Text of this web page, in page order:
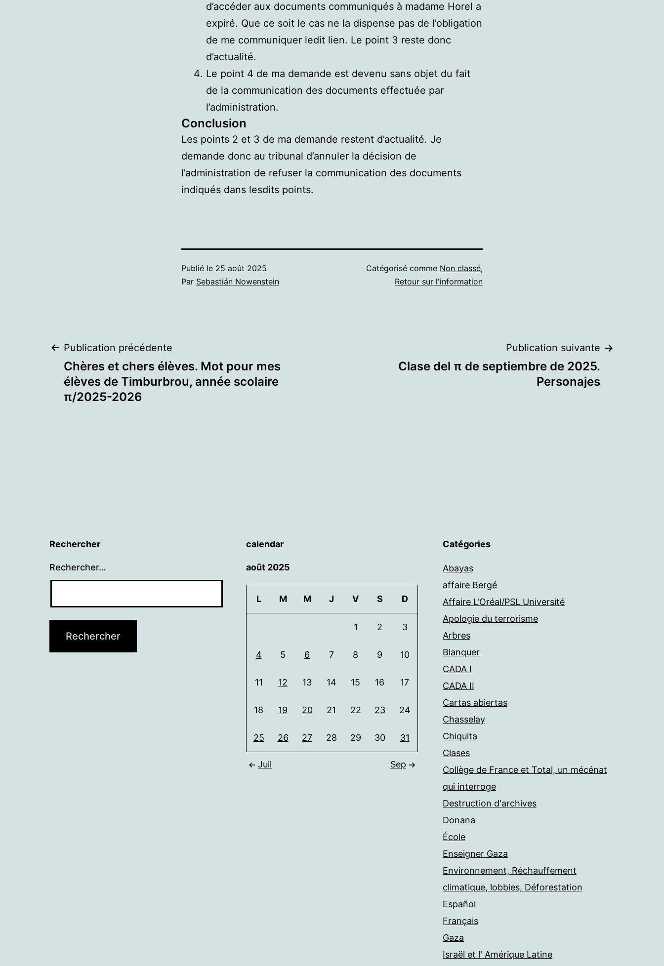
d’accéder aux documents communiqués à madame Horel a
expiré. Que ce soit le cas ne la dispense pas de l’obligation
de me communiquer ledit lien. Le point 3 reste donc
d’actualité.
Le point 4 de ma demande est devenu sans objet du fait
de la communication des documents effectuée par
l’administration.
Conclusion
Les points 2 et 3 de ma demande restent d’actualité. Je
demande donc au tribunal d’annuler la décision de
l’administration de refuser la communication des documents
indiqués dans lesdits points.
Publié le 25 août 2025
Par Sebastián Nowenstein
Catégorisé comme Non classé,
Retour sur l'information
Navigation
de
Publication précédente
Chères et chers élèves. Mot pour mes
élèves de Timburbrou, année scolaire
π/2025-2026
Publication suivante
Clase del π de septiembre de 2025.
Personajes
Rechercher
Rechercher…
calendar
août 2025
L M M J V S D
1 2 3
4 5 6 7 8 9 10
11 12 13 14 15 16 17
18 19 20 21 22 23 24
25 26 27 28 29 30 31
Juil Sep
Catégories
Abayas
affaire Bergé
Affaire L'Oréal/PSL Université
Apologie du terrorisme
Arbres
Blanquer
CADA I
CADA II
Cartas abiertas
Chasselay
Chiquita
Clases
Collège de France et Total, un mécénat
qui interroge
Destruction d'archives
Donana
École
Enseigner Gaza
Environnement, Réchauffement
climatique, lobbies, Déforestation
Español
Français
Gaza
Israël et l' Amérique Latine